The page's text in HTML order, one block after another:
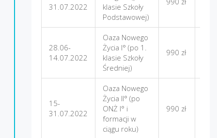
31.07.2022
klasie Szkoły
Podstawowej)
28.06-
14.07.2022
Oaza Nowego
Życia I° (po 1.
klasie Szkoły
Średniej)
990 zł
15-
31.07.2022
Oaza Nowego
Życia II° (po
ONŻ I° i
formacji w
ciągu roku)
990 zł